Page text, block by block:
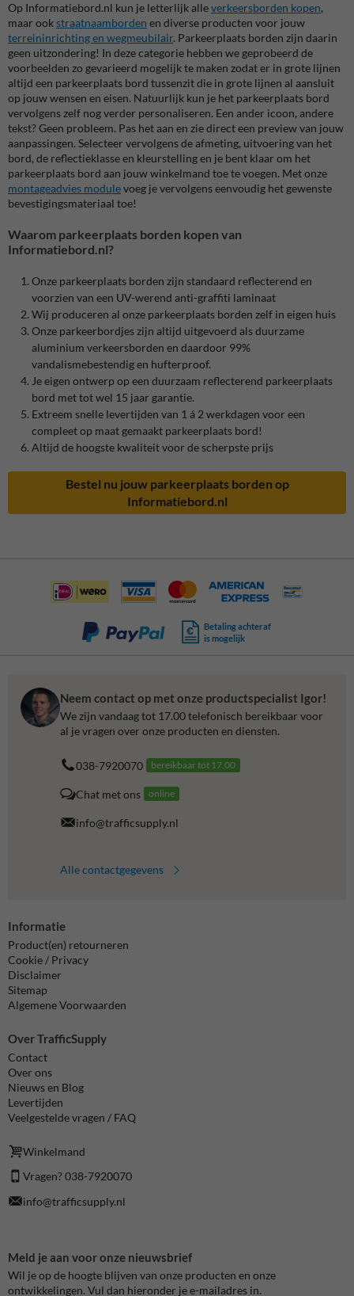
Op Informatiebord.nl kun je letterlijk alleverkeersborden kopen,
maar ookstraatnaamborden en diverse producten voor jouw
terreininrichting en wegmeubilair. Parkeerplaats borden zijn daarin
geen uitzondering! In deze categorie hebben we geprobeerd de
voorbeelden zo gevarieerd mogelijk te maken zodat er in grote lijnen
altijd een parkeerplaats bord tussenzit die in grote lijnen al aansluit
op jouw wensen en eisen. Natuurlijk kun je het parkeerplaats bord
vervolgens zelf nog verder personaliseren. Een ander icoon, andere
tekst? Geen probleem. Pas het aan en zie direct een preview van jouw
aanpassingen. Selecteer vervolgens de afmeting, uitvoering van het
bord, de reflectieklasse en kleurstelling en je bent klaar om het
parkeerplaats bord aan jouw winkelmand toe te voegen. Met onze
montageadvies modulevoeg je vervolgens eenvoudig het gewenste
bevestigingsmateriaal toe!
Waarom parkeerplaats borden kopen van
Informatiebord.nl?
Onze parkeerplaats borden zijn standaard reflecterend en
voorzien van een UV-werend anti-graffiti laminaat
Wij produceren al onze parkeerplaats borden zelf in eigen huis
Onze parkeerbordjes zijn altijd uitgevoerd als duurzame
aluminium verkeersborden en daardoor 99%
vandalismebestendig en hufterproof.
Je eigen ontwerp op een duurzaam reflecterend parkeerplaats
bord met tot wel 15 jaar garantie.
Extreem snelle levertijden van 1 á 2 werkdagen voor een
compleet op maat gemaakt parkeerplaats bord!
Altijd de hoogste kwaliteit voor de scherpste prijs
Bestel nu jouw parkeerplaats borden op
Informatiebord.nl
Betaling achteraf
is mogelijk
Neem contact op met onze productspecialist Igor!
We zijn vandaag tot 17.00 telefonisch bereikbaar voor
al je vragen over onze producten en diensten.
038-7920070 bereikbaar tot 17.00
Chat met ons online
info@trafficsupply.nl
Alle contactgegevens
Informatie
Product(en) retourneren
Cookie / Privacy
Disclaimer
Sitemap
Algemene Voorwaarden
Over TrafficSupply
Contact
Over ons
Nieuws en Blog
Levertijden
Veelgestelde vragen / FAQ
Winkelmand
Vragen? 038-7920070
info@trafficsupply.nl
Meld je aan voor onze nieuwsbrief
Wil je op de hoogte blijven van onze producten en onze
ontwikkelingen. Vul dan hieronder je e-mailadres in.